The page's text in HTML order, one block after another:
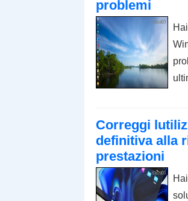
problemi
Correggi
definitiva alla
prestazioni